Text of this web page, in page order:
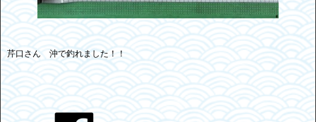
芹口さん 沖で釣れました！！